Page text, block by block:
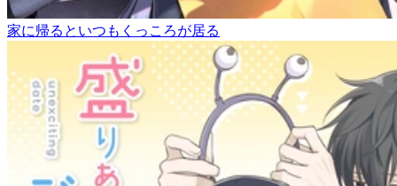
家に帰るといつもくっころが居る